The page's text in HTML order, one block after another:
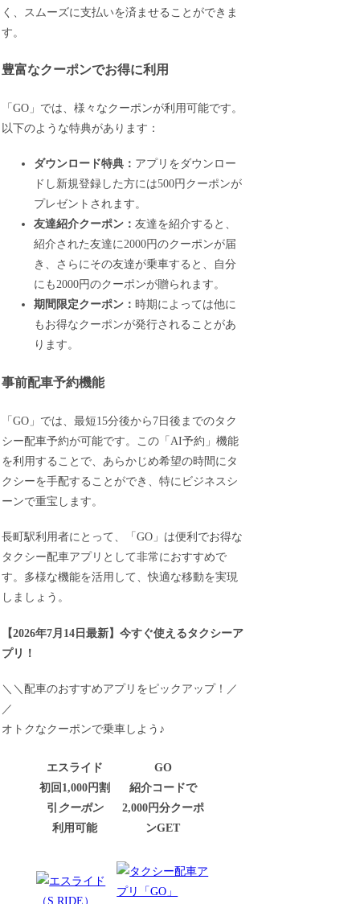
く、スムーズに支払いを済ませることができま
す。
豊富なクーポンでお得に利用
「GO」では、様々なクーポンが利用可能です。
以下のような特典があります：
ダウンロード特典： アプリをダウンロー
ドし新規登録した方には500円クーポンが
プレゼントされます。
友達紹介クーポン：友達を紹介すると、
紹介された友達に2000円のクーポンが届
き、さらにその友達が乗車すると、自分
にも2000円のクーポンが贈られます。
期間限定クーポン： 時期によっては他に
もお得なクーポンが発行されることがあ
ります。
事前配車予約機能
「GO」では、最短15分後から7日後までのタク
シー配車予約が可能です。この「AI予約」機能
を利用することで、あらかじめ希望の時間にタ
クシーを手配することができ、特にビジネスシ
ーンで重宝します。
長町駅利用者にとって、「GO」は便利でお得な
タクシー配車アプリとして非常におすすめで
す。多様な機能を活用して、快適な移動を実現
しましょう。
【2026年7月14日最新 】今すぐ使えるタクシーア
プリ！
＼＼配車のおすすめアプリをピックアップ！／
／
オトクなクーポンで乗車しよう♪
エスライド
初回1,000円割
引 クーポン
利用可能
GO
紹介コードで
2,000円分クーポ
ンGET